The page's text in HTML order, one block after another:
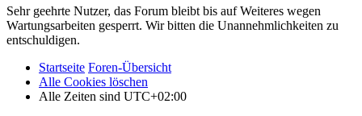
Sehr geehrte Nutzer, das Forum bleibt bis auf Weiteres wegen
Wartungsarbeiten gesperrt. Wir bitten die Unannehmlichkeiten zu
entschuldigen.
Startseite Foren-Übersicht
Alle Cookies löschen
Alle Zeiten sind UTC+02:00